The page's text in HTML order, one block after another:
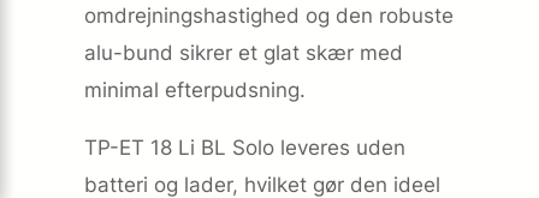
omdrejningshastighed og den robuste
alu-bund sikrer et glat skær med
minimal efterpudsning.
TP-ET 18 Li BL Solo leveres uden
batteri og lader, hvilket gør den ideel